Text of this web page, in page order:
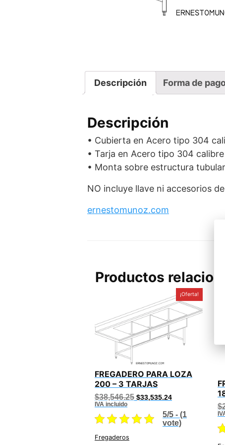
Descripción Forma de
Descripción
• Cubierta en Acero tipo 304
• Tarja en Acero tipo 304
• Monta sobre estructura
NO incluye llave ni accesorios
ernestomunoz.com
Productos
¡Oferta!
FREGADERO PARA LOZA
200 – 3 TARJAS
$38,546.25 Original
$38,546.25.
$33,535.24Current
is:
$33,535.24.
IVA incluido
5/5 - (1
vote)
Fregaderos
$